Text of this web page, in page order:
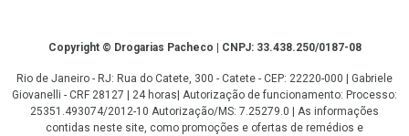
CopyrightCopyright © Drogarias Pacheco | CNPJ: 33.438.250/0187-08
Rio de Janeiro - RJ: Rua do Catete, 300 - Catete - CEP: 22220-000 | Gabriele
Giovanelli - CRF 28127 | 24 horas| Autorização de funcionamento: Processo:
25351.493074/2012-10 Autorização/MS: 7.25279.0 | As informações
contidas neste site, como promoções e ofertas de remédios e